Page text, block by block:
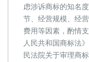
虑涉诉商标的知名
节、经营规模、经
费用等因素，酌情
人民共和国商标法
民法院关于审理商